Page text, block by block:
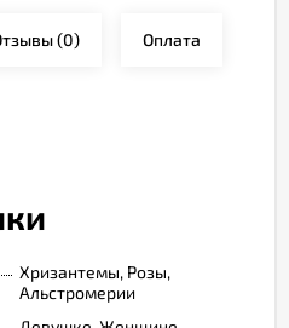
(0) Оплата
Хризантемы, Розы,
Альстромерии